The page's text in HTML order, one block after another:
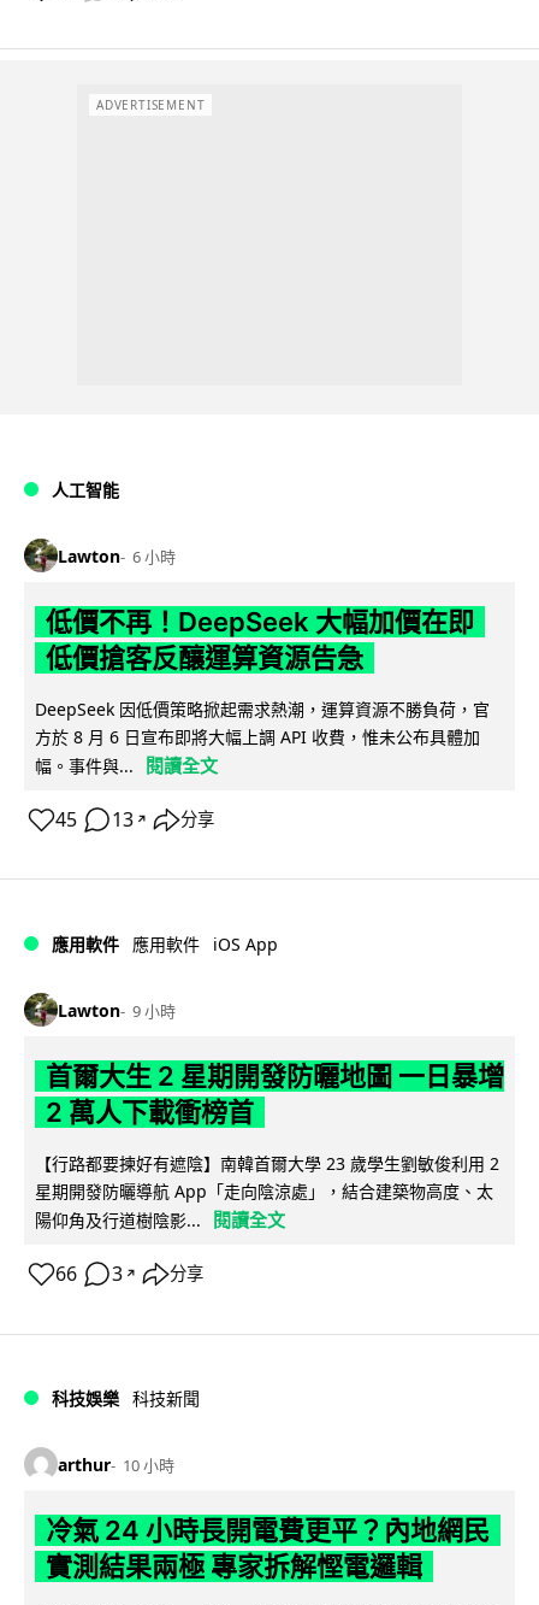
ADVERTISEMENT
人工智能
Lawton 6 小時
低價不再！DeepSeek 大幅加價在即
低價搶客反釀運算資源告急
DeepSeek 因低價策略掀起需求熱潮，運算資源不勝負荷，官
方於 8 月 6 日宣布即將大幅上調 API 收費，惟未公布具體加
幅。事件與...
閱讀全文
45 13 ↗ 分享
應用軟件 應用軟件 iOS App
Lawton 9 小時
首爾大生 2 星期開發防曬地圖 一日暴增
2 萬人下載衝榜首
【行路都要揀好有遮陰】南韓首爾大學 23 歲學生劉敏俊利用 2
星期開發防曬導航 App「走向陰涼處」，結合建築物高度、太
陽仰角及行道樹陰影...
閱讀全文
66 3 ↗ 分享
科技娛樂 科技新聞
arthur 10 小時
冷氣 24 小時長開電費更平？內地網民
實測結果兩極 專家拆解慳電邏輯